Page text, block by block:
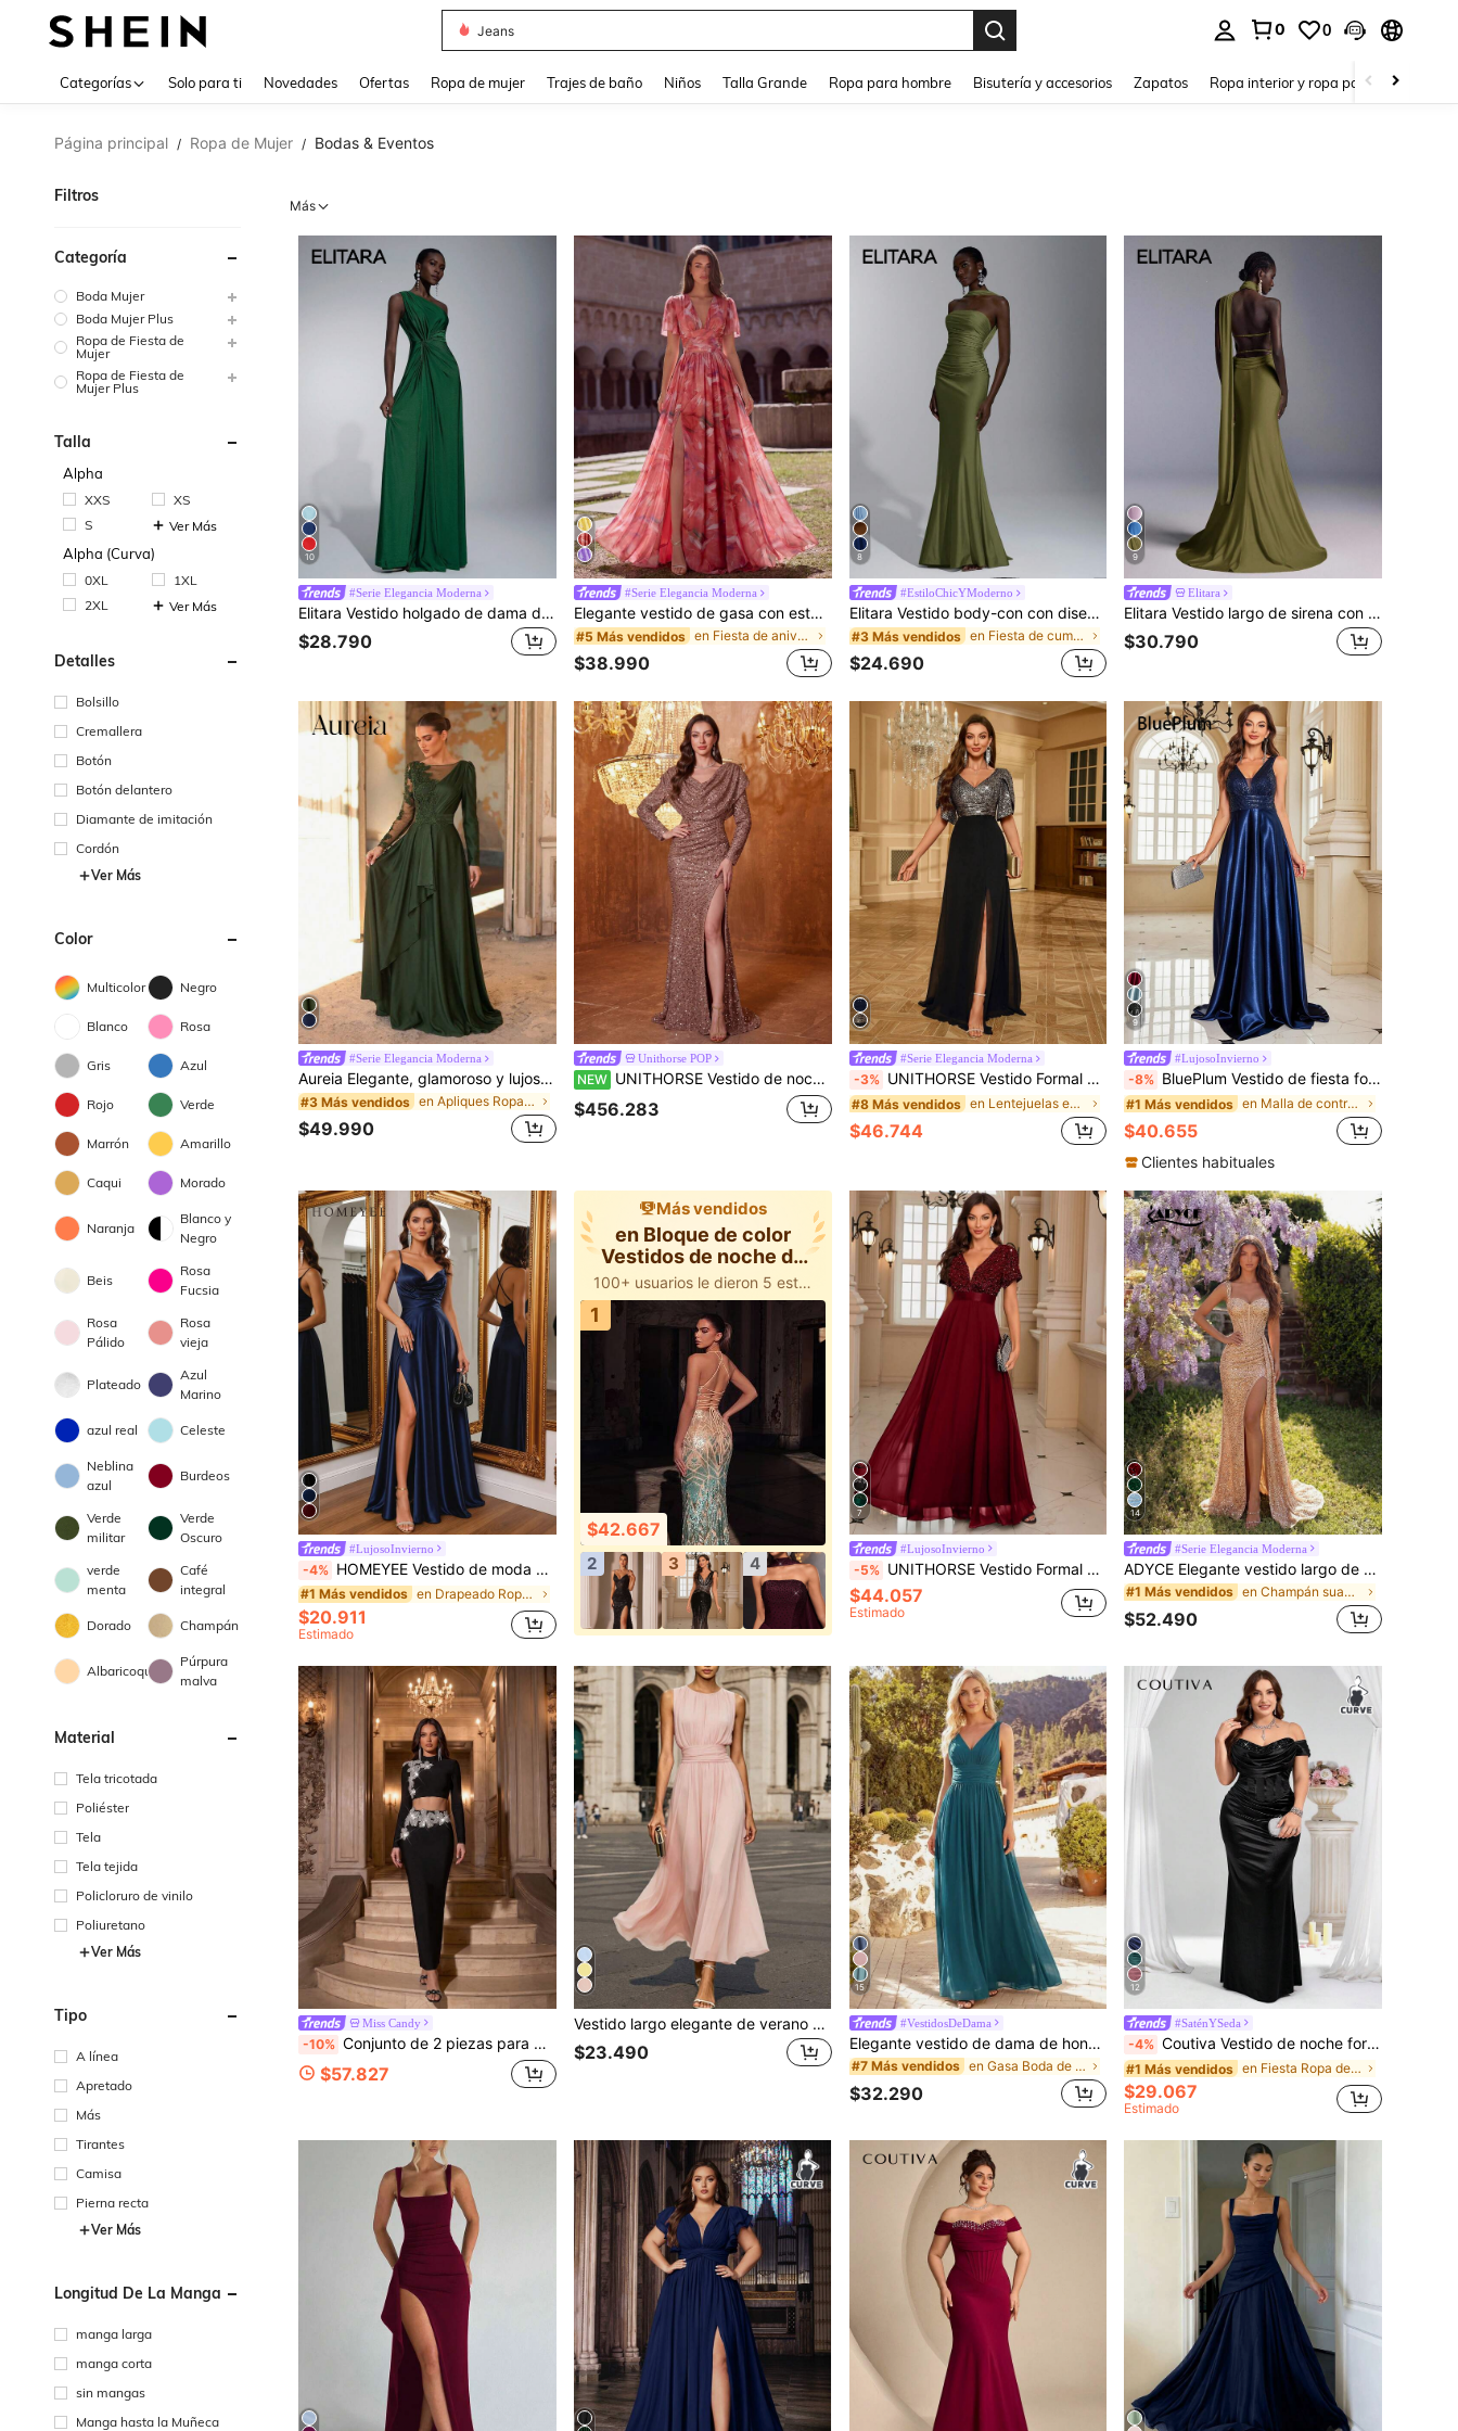
Jeans
0 0
Categorías Solo para ti Novedades Ofertas Ropa de mujer Trajes de baño Niños Talla Grande Ropa para hombre Bisutería y accesorios Zapatos Ropa interior y ropa para dormir
Página principal / Ropa de Mujer / Bodas & Eventos
Filtros
Categoría
Boda Mujer
Boda Mujer Plus
Ropa de Fiesta de
Mujer
Ropa de Fiesta de
Mujer Plus
Talla
Alpha
XXS
XS
S
Ver Más
Alpha (Curva)
0XL
1XL
2XL
Ver Más
Detalles
Bolsillo
Cremallera
Botón
Botón delantero
Diamante de imitación
Cordón
Ver Más
Color
Multicolor Negro
Blanco Rosa
Gris Azul
Rojo Verde
Marrón Amarillo
Caqui Morado
Naranja
Blanco y
Negro
Beis
Rosa
Fucsia
Rosa
Pálido
Rosa
vieja
Plateado
Azul
Marino
azul real Celeste
Neblina
azul
Burdeos
Verde
militar
Verde
Oscuro
verde
menta
Café
integral
Dorado Champán
Albaricoque
Púrpura
malva
Material
Tela tricotada
Poliéster
Tela
Tela tejida
Policloruro de vinilo
Poliuretano
Ver Más
Tipo
A línea
Apretado
Más
Tirantes
Camisa
Pierna recta
Ver Más
Longitud De La Manga
manga larga
manga corta
sin mangas
Manga hasta la Muñeca
Más
10
#Serie Elegancia Moderna
Elitara Vestido holgado de dama de honor de línea A con un hombro, de tela elástica tejida de color verde romántico y elegante
$28.790
#Serie Elegancia Moderna
Elegante vestido de gasa con estampado floral, manga corta, cuello en V y corte en A - Otoño
#5 Más vendidos en Fiesta de aniversario Ropa de fiesta para mujer
$38.990
8
#EstiloChicYModerno
Elitara Vestido body-con con diseño elegante, romántico, sexy y minimalista, de punto elástico, tirantes finos, espalda abierta y cintura ajustada. Estilo de moda e influencer, apto para vacaciones, fiestas, bodas, damas de honor.
#3 Más vendidos en Fiesta de cumpleaños Boda de mujeres
$24.690
9
Elitara
Elitara Vestido largo de sirena con espalda abierta y ajustado, de estilo minimalista, adecuado para asistir a fiestas formales, reuniones y galas formales de damas
$30.790
#Serie Elegancia Moderna
Aureia Elegante, glamoroso y lujoso vestido de gala con mangas transparentes y falda con aplicación de encaje bordado, adecuado para bodas, despedidas de soltero/soltera, bailes de graduación, festivales, novias y madres de la novia
#3 Más vendidos en Apliques Ropa de fiesta para mujer
$49.990
Unithorse POP
NEW UNITHORSE Vestido de noche largo hasta el suelo con cuello drapeado en pico, manga larga recta, abertura alta y lentejuelas
$456.283
#Serie Elegancia Moderna
-3% UNITHORSE Vestido Formal de Gasa con Lentejuelas y Patchwork Negro Elegante Vestido de Noche para Prom Fiesta de Boda Otoño
#8 Más vendidos en Lentejuelas en contraste Ropa de fiesta para mu
$46.744
9
#LujosoInvierno
-8% BluePlum Vestido de fiesta formal para mujer, primavera/verano, de tafetán con cuentas y patchwork, ajustado, cuello en V, sin mangas, elegante y distinguido, para cena formal, madre de la novia, invitada de boda, otoño
#1 Más vendidos en Malla de contraste Ropa de fiesta para mujer
$40.655
Clientes habituales
#LujosoInvierno
-4% HOMEYEE Vestido de moda para mujer de unicolor con tirantes finos, elegante de satén sin mangas con abertura alta, corte A entallado, vestido de cóctel para boda y fiesta de otoño
#1 Más vendidos en Drapeado Ropa de fiesta para mujer
$20.911
Estimado
Más vendidos
en Bloque de color
Vestidos de noche de
bloques
100+ usuarios le dieron 5 estrellas
1
$42.667
2 3 4
7
#LujosoInvierno
-5% UNITHORSE Vestido Formal con Lentejuelas Ensambladas, Elegante Vestido de Prom, Invitada de Boda, para Graduación, Fiesta de Otoño
$44.057
Estimado
14
#Serie Elegancia Moderna
ADYCE Elegante vestido largo de noche con tirantes gruesos, lentejuelas, diseño de espina de pescado, cintura alta, abertura alta, espalda descubierta, cordones y cola para boda y fiesta
#1 Más vendidos en Champán suave Vestidos formales y de noche para
$52.490
Miss Candy
-10% Conjunto de 2 piezas para mujer: top corto con flores 3D de cuentas brillantes estilo heavy metal negro + falda larga, vestido sexy ajustado para fiesta formal de noche y vacaciones
$57.827
Vestido largo elegante de verano para mujer, color liso, sin mangas, cuello redondo, cintura definida, otoño
$23.490
15
#VestidosDeDama
Elegante vestido de dama de honor largo de gasa con cuello en V, sin mangas y fruncido en azul verdoso otoñal
#7 Más vendidos en Gasa Boda de mujeres
$32.290
12
#SaténYSeda
-4% Coutiva Vestido de noche formal con hombros descubiertos, patchwork y lentejuelas para tallas grandes
#1 Más vendidos en Fiesta Ropa de fiesta para mujer talla grande
$29.067
Estimado